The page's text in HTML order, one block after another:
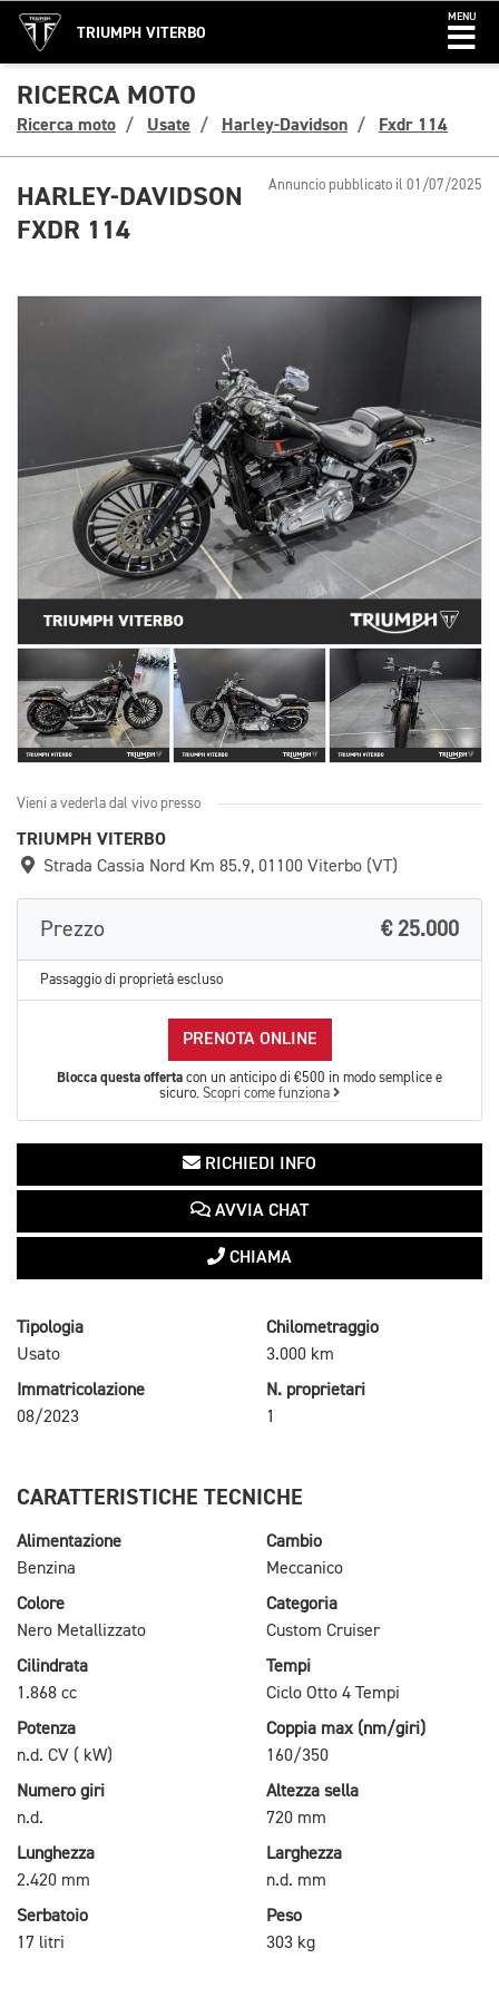
TRIUMPH VITERBO
MENU
RICERCA MOTO
Ricerca moto Usate Harley-Davidson Fxdr 114
Annuncio pubblicato il 01/07/2025
HARLEY-DAVIDSON
FXDR 114
Vieni a vederla dal vivo presso
TRIUMPH VITERBO
Strada Cassia Nord Km 85.9, 01100 Viterbo (VT)
Prezzo € 25.000
Passaggio di proprietà escluso
PRENOTA ONLINE
Blocca questa offerta con un anticipo di €500 in modo semplice e
sicuro. Scopri come funziona
RICHIEDI INFO
AVVIA CHAT
CHIAMA
Tipologia
Usato
Chilometraggio
3.000 km
Immatricolazione
08/2023
N. proprietari
1
CARATTERISTICHE TECNICHE
Alimentazione
Benzina
Cambio
Meccanico
Colore
Nero Metallizzato
Categoria
Custom Cruiser
Cilindrata
1.868 cc
Tempi
Ciclo Otto 4 Tempi
Potenza
n.d. CV ( kW)
Coppia max (nm/giri)
160/350
Numero giri
n.d.
Altezza sella
720 mm
Lunghezza
2.420 mm
Larghezza
n.d. mm
Serbatoio
17 litri
Peso
303 kg